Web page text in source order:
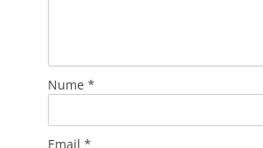
Nume *
Email *